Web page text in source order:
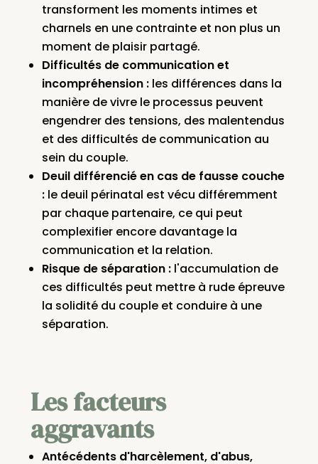
transforment les moments intimes et
charnels en une contrainte et non plus un
moment de plaisir partagé.
Difficultés de communication et
incompréhension :les différences dans la
manière de vivre le processus peuvent
engendrer des tensions, des malentendus
et des difficultés de communication au
sein du couple.
Deuil différencié en cas de fausse couche
:le deuil périnatal est vécu différemment
par chaque partenaire, ce qui peut
complexifier encore davantage la
communication et la relation.
Risque de séparation :l'accumulation de
ces difficultés peut mettre à rude épreuve
la solidité du couple et conduire à une
séparation.
Les facteurs
aggravants
Antécédents d'harcèlement, d'abus,